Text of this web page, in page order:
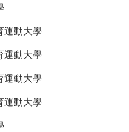
運動大學
運動大學
運動大學
運動大學